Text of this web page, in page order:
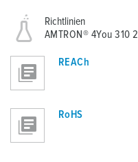
Richtlinien
AMTRON® 4You 310
REACh
RoHS